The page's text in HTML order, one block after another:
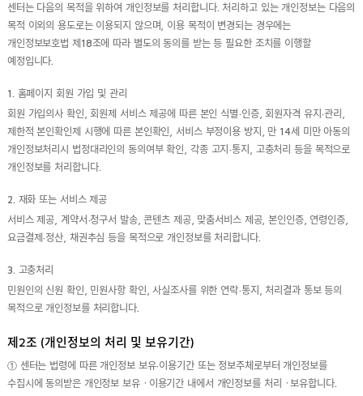
센터는 다음의 목적을 위하여 개인정보를 처리합니다. 처리하고 있는 개인정보는 다음의
목적 이외의 용도로는 이용되지 않으며, 이용 목적이 변경되는 경우에는
개인정보보호법 제18조에 따라 별도의 동의를 받는 등 필요한 조치를 이행할
예정입니다.
1. 홈페이지 회원 가입 및 관리
회원 가입의사 확인, 회원제 서비스 제공에 따른 본인 식별·인증, 회원자격 유지·관리,
제한적 본인확인제 시행에 따른 본인확인, 서비스 부정이용 방지, 만 14세 미만 아동의
개인정보처리시 법정대리인의 동의여부 확인, 각종 고지·통지, 고충처리 등을 목적으로
개인정보를 처리합니다.
2. 재화 또는 서비스 제공
서비스 제공, 계약서·청구서 발송, 콘텐츠 제공, 맞춤서비스 제공, 본인인증, 연령인증,
요금결제·정산, 채권추심 등을 목적으로 개인정보를 처리합니다.
3. 고충처리
민원인의 신원 확인, 민원사항 확인, 사실조사를 위한 연락·통지, 처리결과 통보 등의
목적으로 개인정보를 처리합니다.
제2조 (개인정보의 처리 및 보유기간)
① 센터는 법령에 따른 개인정보 보유·이용기간 또는 정보주체로부터 개인정보를
수집시에 동의받은 개인정보 보유ㆍ이용기간 내에서 개인정보를 처리ㆍ보유합니다.